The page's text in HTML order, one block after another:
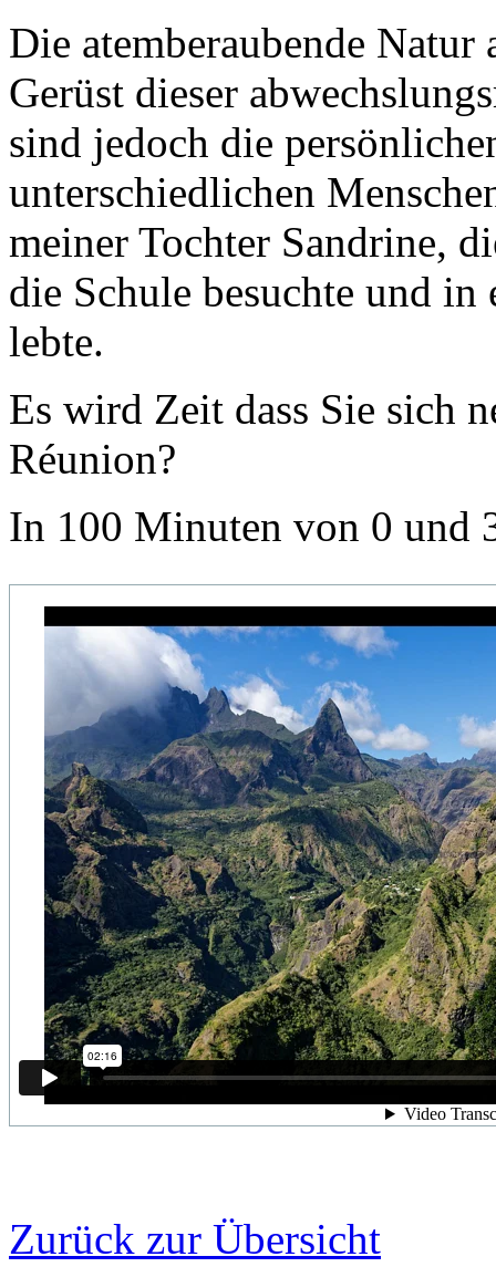
Die atemberaubende
Gerüst dieser
sind jedoch die
unterschiedlichen
meiner Tochter Sandrine,
die Schule besuchte und
lebte.
Es wird Zeit dass Sie sich
Réunion?
In 100 Minuten von 0 und
Zurück zur Übersicht